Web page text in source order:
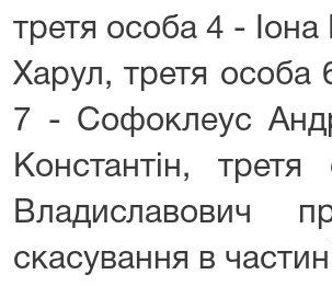
третя особа 4 -
Харул, третя особа
7 - Софоклеус
Константін,
Владиславович
скасування в